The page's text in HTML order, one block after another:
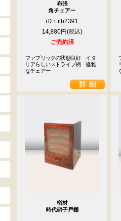
布張
角チェアー
iD：ilb2391
14,880円
ご売約済
ファブリックの状態良好　イタ
リアらしいストライプ柄　優雅
なチェアー
楢材
時代硝子戸棚